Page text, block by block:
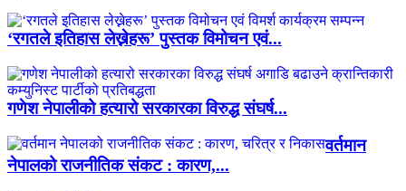
‘रगतले इतिहास लेख्नेहरू’ पुस्तक विमोचन एवं...
गणेश नेपालीको हत्यारो सरकारका विरुद्ध संघर्ष...
वर्तमान
नेपालको राजनीतिक संकट : कारण,...